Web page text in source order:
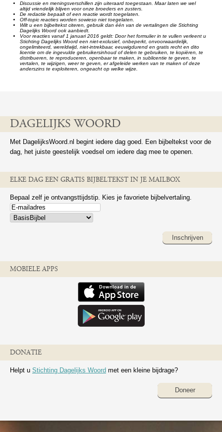
Discussie en meningsverschillen zijn uiteraard toegestaan. Maar laten we wel
altijd vriendelijk blijven voor onze broeders en zusters.
De redactie bepaalt of een reactie wordt toegelaten.
Off-topic reacties worden sowieso niet toegelaten.
Wilt u een bijbeltekst citeren, gebruik dan één van de vertalingen die Stichting
Dagelijks Woord ook aanbiedt.
Voor reacties vanaf 1 januari 2016 geldt: Door het formulier in te vullen verleent u
Stichting Dagelijks Woord een niet-exclusief, onbeperkt, onvoorwaardelijk,
ongelimiteerd, wereldwijd, niet-intrekbaar, eeuwigdurend en gratis recht en dito
licentie om de ingevulde gebruikersinhoud of delen te gebruiken, te kopiëren, te
distribueren, te reproduceren, openbaar te maken, in sublicentie te geven, te
vertalen, te wijzigen, weer te geven, er afgeleide werken van te maken of deze
anderszins te exploiteren, ongeacht op welke wijze.
DAGELIJKS WOORD
Met DagelijksWoord.nl begint iedere dag goed. Een bijbeltekst voor de
dag, het juiste geestelijk voedsel om iedere dag mee te openen.
ELKE DAG EEN GRATIS BIJBELTEKST IN JE MAILBOX
Bepaal zelf je ontvangsttijdstip. Kies je favoriete bijbelvertaling.
Inschrijven
MOBIELE APPS
DONATIE
Helpt u Stichting Dagelijks Woord met een kleine bijdrage?
Doneer